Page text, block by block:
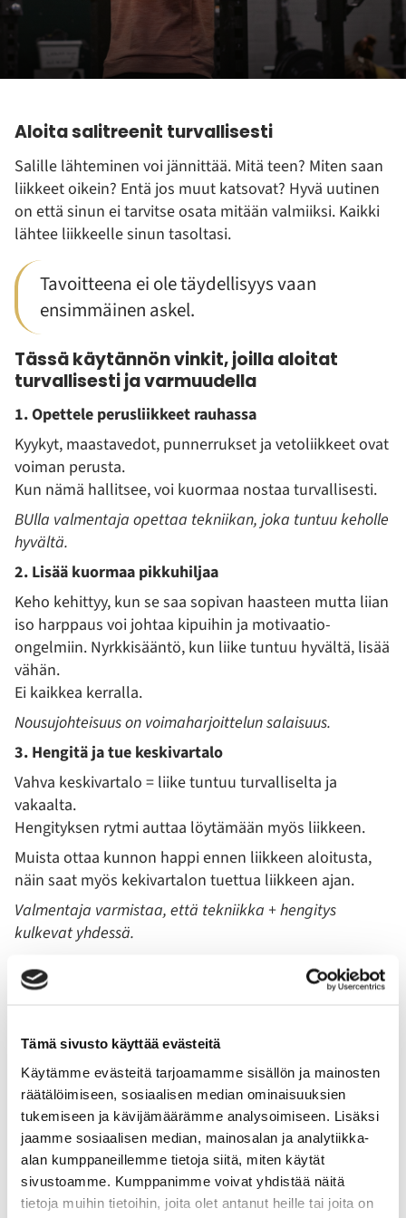
Tämä sivusto käyttää evästeitä
Käytämme evästeitä tarjoamamme sisällön ja mainosten
räätälöimiseen, sosiaalisen median ominaisuuksien
tukemiseen ja kävijämäärämme analysoimiseen. Lisäksi
jaamme sosiaalisen median, mainosalan ja analytiikka-
alan kumppaneillemme tietoja siitä, miten käytät
sivustoamme. Kumppanimme voivat yhdistää näitä
tietoja muihin tietoihin, joita olet antanut heille tai joita on
Aloita salitreenit turvallisesti
Salille lähteminen voi jännittää. Mitä teen? Miten saan
liikkeet oikein? Entä jos muut katsovat? Hyvä uutinen
on että sinun ei tarvitse osata mitään valmiiksi. Kaikki
lähtee liikkeelle sinun tasoltasi.
Tavoitteena ei ole täydellisyys vaan
ensimmäinen askel.
Tässä käytännön vinkit, joilla aloitat
turvallisesti ja varmuudella
1. Opettele perusliikkeet rauhassa
Kyykyt, maastavedot, punnerrukset ja vetoliikkeet ovat
voiman perusta.
Kun nämä hallitsee, voi kuormaa nostaa turvallisesti.
BUlla valmentaja opettaa tekniikan, joka tuntuu keholle
hyvältä.
2. Lisää kuormaa pikkuhiljaa
Keho kehittyy, kun se saa sopivan haasteen mutta liian
iso harppaus voi johtaa kipuihin ja motivaatio-
ongelmiin. Nyrkkisääntö, kun liike tuntuu hyvältä, lisää
vähän.
Ei kaikkea kerralla.
Nousujohteisuus on voimaharjoittelun salaisuus.
3. Hengitä ja tue keskivartalo
Vahva keskivartalo = liike tuntuu turvalliselta ja
vakaalta.
Hengityksen rytmi auttaa löytämään myös liikkeen.
Muista ottaa kunnon happi ennen liikkeen aloitusta,
näin saat myös kekivartalon tuettua liikkeen ajan.
Valmentaja varmistaa, että tekniikka + hengitys
kulkevat yhdessä.
4. Anna keholle aikaa palautua
Voimaharjoittelu on kuin rakentamista: kuormitus
kehityksen. Palautumisen perusedellytykset ovat
ravinnosta sekä säännöllinen, riittävän kuormittava
harjoittelu.
Lepo ei ole treenistä pois, se on osa treeniä.
5. Saat tukea, jos et halua tehdä yksin
Valmennus auttaa välttämään yleisimmät